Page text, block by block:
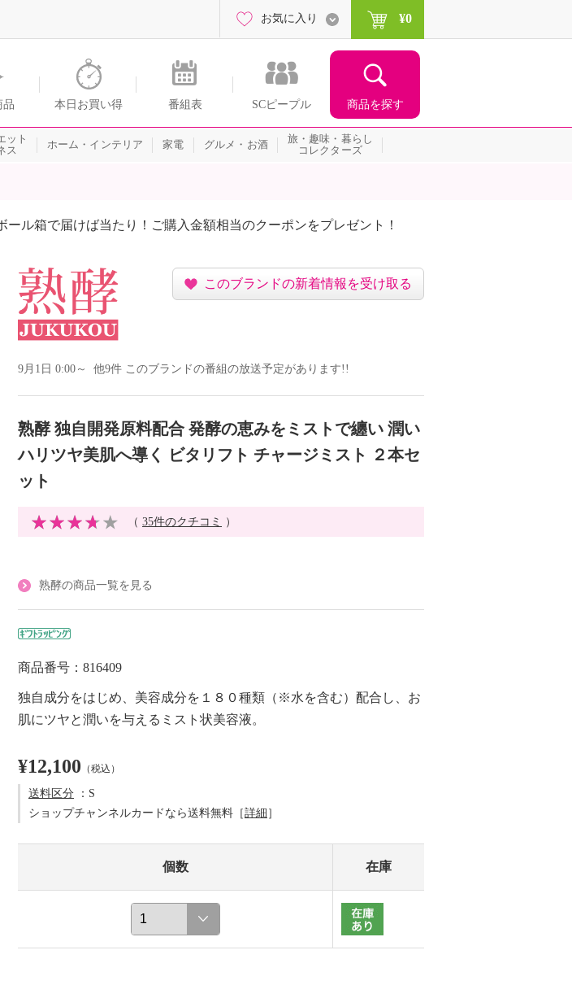
ャンネル
品 本日お買い得 番組表 SCピープル 商品を探す
お気に入り ¥0
ット
ス
ホーム・インテリア 家電 グルメ・お酒
旅・趣味・暮らし
コレクターズ
ール箱で届けば当たり！ご購入金額相当のクーポンをプレゼント！
このブランドの新着情報を受け取る
9月1日 0:00～ 他9件 このブランドの番組の放送予定があります!!
熟酵 独自開発原料配合 発酵の恵みをミストで纏い 潤い
ハリツヤ美肌へ導く ビタリフト チャージミスト ２本セ
ット
（ 35件のクチコミ ）
熟酵の商品一覧を見る
商品番号：816409
独自成分をはじめ、美容成分を１８０種類（※水を含む）配合し、お
肌にツヤと潤いを与えるミスト状美容液。
¥12,100 （税込）
送料区分 ：S
ショップチャンネルカードなら送料無料［詳細 ］
個数 在庫